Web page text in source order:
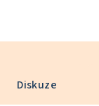
Diskuze